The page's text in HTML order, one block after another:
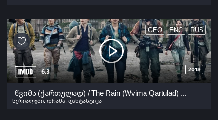
6.3 2018
GEO ENG RUS
წვიმა (ქართულად) / The Rain (Wvima Qartulad) ქართულად 2018
სერიალები დრამა ფანტასტიკა